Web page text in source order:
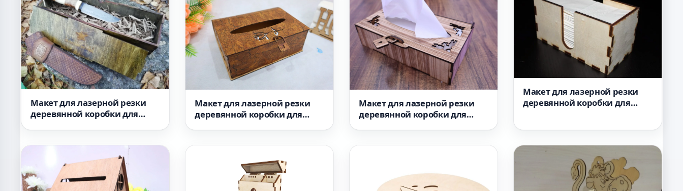
Макет для лазерной резки
деревянной коробки для
Макет для лазерной резки
деревянной коробки для
Макет для лазерной резки
деревянной коробки для
Макет для лазерной резки
деревянной коробки для